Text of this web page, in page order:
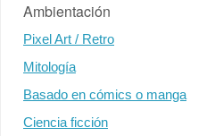
Ambientación
Pixel Art / Retro
Mitología
Basado en cómics o manga
Ciencia ficción